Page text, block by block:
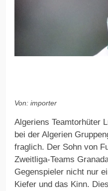
Von: importer
Algeriens Teamtorhüter
bei der Algerien
fraglich. Der Sohn von
Zweitliga-Teams
Gegenspieler nicht nur
Kiefer und das Kinn.